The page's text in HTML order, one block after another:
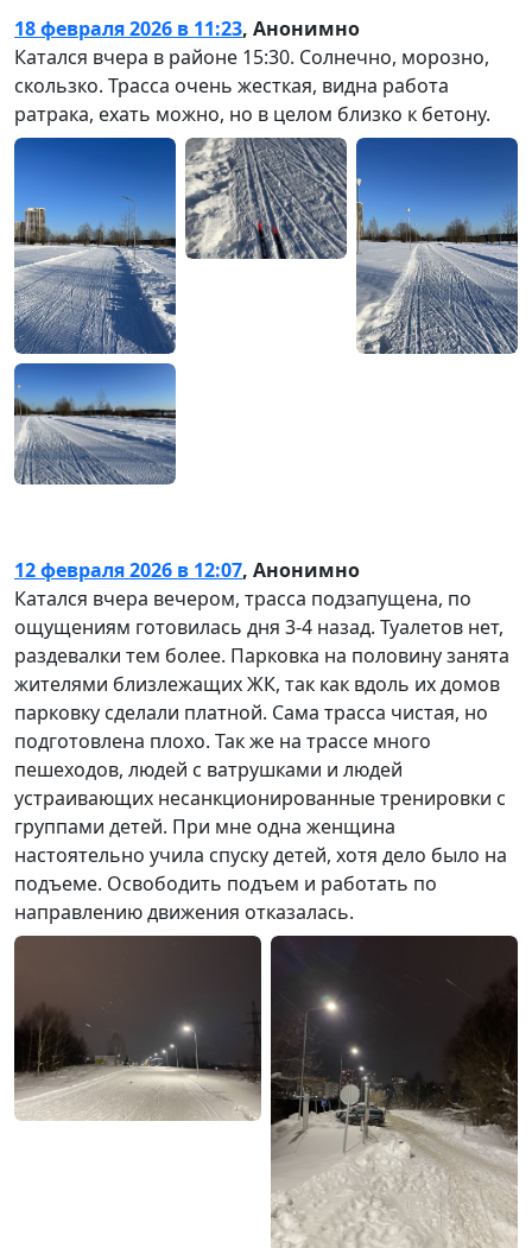
18 февраля 2026 в 11:23, Анонимно
Катался вчера в районе 15:30. Солнечно, морозно,
скользко. Трасса очень жесткая, видна работа
ратрака, ехать можно, но в целом близко к бетону.
12 февраля 2026 в 12:07, Анонимно
Катался вчера вечером, трасса подзапущена, по
ощущениям готовилась дня 3-4 назад. Туалетов нет,
раздевалки тем более. Парковка на половину занята
жителями близлежащих ЖК, так как вдоль их домов
парковку сделали платной. Сама трасса чистая, но
подготовлена плохо. Так же на трассе много
пешеходов, людей с ватрушками и людей
устраивающих несанкционированные тренировки с
группами детей. При мне одна женщина
настоятельно учила спуску детей, хотя дело было на
подъеме. Освободить подъем и работать по
направлению движения отказалась.